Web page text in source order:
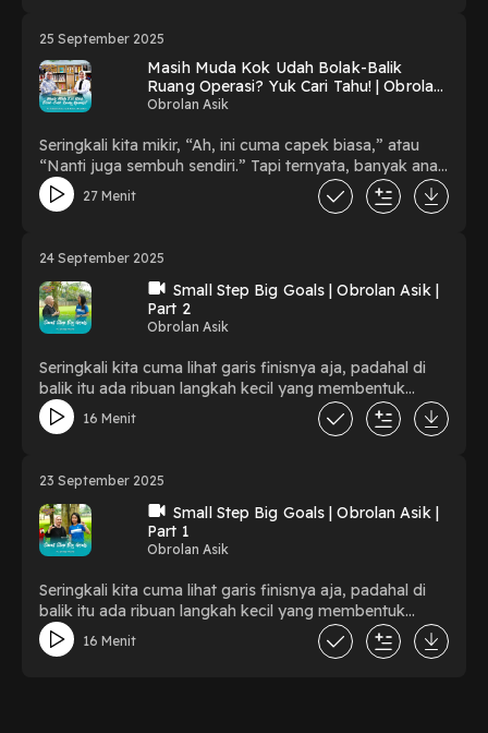
Barat, kita bahas: Kenapa operasi di usia muda makin
sering terjadi, gejala kecil yang sering diabaikan, gimana
caranya mencegah sebelum
terlambat#JanganTungguNanti #BCALife
#SenantiasaMelindungiAnda
25 September 2025
Masih Muda Kok Udah Bolak-Balik
Ruang Operasi? Yuk Cari Tahu! | Obrolan
Asik Part 1
Obrolan Asik
Seringkali kita mikir, “Ah, ini cuma capek biasa,” atau
“Nanti juga sembuh sendiri.” Tapi ternyata, banyak anak
muda harus masuk ruang operasi gara-gara pola hidup
yang nggak dijaga dari sekarang.Bareng dr. Nazila Hana,
Barat, kita bahas: Kenapa operasi di usia muda makin
sering terjadi, gejala kecil yang sering diabaikan, gimana
caranya mencegah sebelum
terlambat#JanganTungguNanti #BCALife
#SenantiasaMelindungiAnda
27 Menit
24 September 2025
Small Step Big Goals | Obrolan Asik |
Part 2
Obrolan Asik
Seringkali kita cuma lihat garis finisnya aja, padahal di
balik itu ada ribuan langkah kecil yang membentuk
sebuah pencapaian besar!Di episode kali ini, kita akan
ngobrol bareng Debby Meylia yang akan berbagi
langkah kecil itu bisa membawa kita jauh melampaui
batas.#JanganTungguNanti #BCALife
#SenantiasaMelindungiAnda
16 Menit
23 September 2025
Small Step Big Goals | Obrolan Asik |
Part 1
Obrolan Asik
Seringkali kita cuma lihat garis finisnya aja, padahal di
balik itu ada ribuan langkah kecil yang membentuk
sebuah pencapaian besar!Di episode kali ini, kita akan
ngobrol bareng Debby Meylia yang akan berbagi
16 Menit